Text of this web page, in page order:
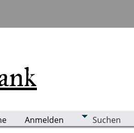
Anmelden Suchen